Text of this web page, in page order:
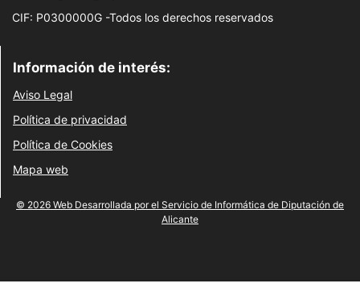
CIF: P0300000G -Todos los derechos reservados
Información de interés:
Aviso Legal
Política de privacidad
Política de Cookies
Mapa web
© 2026 Web Desarrollada por el Servicio de Informática de Diputación de
Alicante